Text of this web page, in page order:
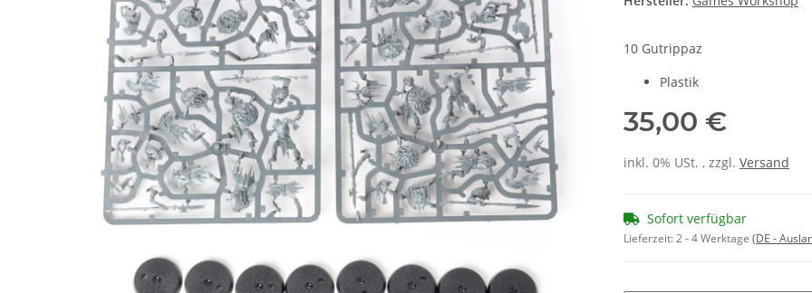
10 Gutrippaz
Plastik
35,00 €
inkl. 0% USt. , zzgl. Versand
Sofort verfügbar
Lieferzeit:2 - 4 Werktage (DE -